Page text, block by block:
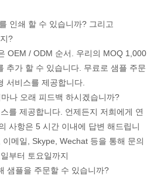
인쇄 할 수 있습니까? 그리고
?
OEM / ODM 순서. 우리의 MOQ 1,000
추가 할 수 있습니다. 무료로 샘플 주문
서비스를 제공합니다.
나 오래 피드백 하시겠습니까?
를 제공합니다. 언제든지 저희에게 연
사항은 5 시간 이내에 답변 해드립니
메일, Skype, Wechat 등을 통해 문의
부터 토요일까지
샘플을 주문할 수 있습니까?